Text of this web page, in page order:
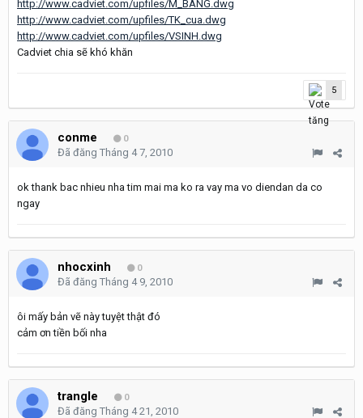
http://www.cadviet.com/upfiles/M_BANG.dwg
http://www.cadviet.com/upfiles/TK_cua.dwg
http://www.cadviet.com/upfiles/VSINH.dwg
Cadviet chia sẽ khó khăn
5
conme 0
Đã đăng Tháng 4 7, 2010
ok thank bac nhieu nha tim mai ma ko ra vay ma vo diendan da co
ngay
nhocxinh 0
Đã đăng Tháng 4 9, 2010
ôi mấy bản vẽ này tuyệt thật đó
cảm ơn tiền bối nha
trangle 0
Đã đăng Tháng 4 21, 2010